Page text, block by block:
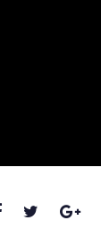
Facebook
Twitter